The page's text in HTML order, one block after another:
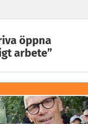
öppna
arbete”